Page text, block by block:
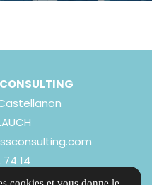
14
cookies et vous donne le